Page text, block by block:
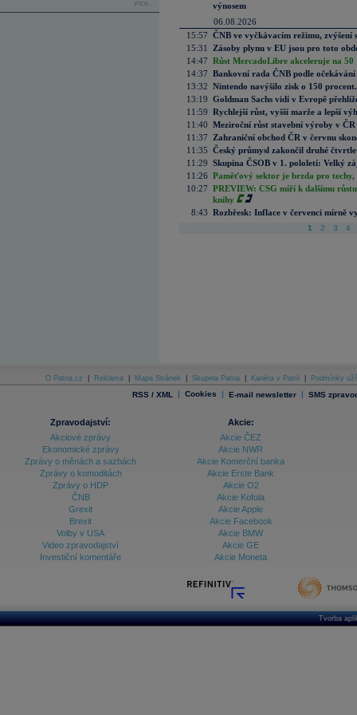
více...
výnosem
06.08.2026
15:57 ČNB ve vyčkávacím režimu, zvýšení
15:31
Zásoby plynu v EU jsou pro toto
14:47 Růst MercadoLibre akceleruje na
14:37 Bankovní rada ČNB podle
13:32 Nintendo navýšilo zisk o 150
13:19 Goldman Sachs vidí v Evropě
11:59 Rychlejší růst, vyšší marže a lepší
11:40 Meziroční růst stavební výroby v
11:37
Zahraniční obchod ČR v červnu
11:35 Český průmysl zakončil druhé
11:29 Skupina ČSOB v 1. pololetí: Velký
11:26 Paměťový sektor je brzda pro techy,
10:27 PREVIEW: CSG míří k dalšímu
knihy
8:43 Rozbřesk: Inflace v červenci mírně
1 2 3 4
O Patria.cz Reklama Mapa Stránek Skupina Patria Kariéra v Patrii Podmínky
RSS / XML | Cookies | E-mail newsletter | SMS
Zpravodajství:
Akciové zprávy
Ekonomické zprávy
Zprávy o měnách a sazbách
Zprávy o komoditách
Zprávy o HDP
ČNB
Grexit
Brexit
Volby v USA
Video zpravodajství
Investiční komentáře
Akcie:
Akcie ČEZ
Akcie NWR
Akcie Komerční banka
Akcie Erste Bank
Akcie O2
Akcie Kofola
Akcie Apple
Akcie Facebook
Akcie BMW
Akcie GE
Akcie Moneta
Tvorba